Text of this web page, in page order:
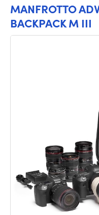
MANFROTTO
BACKPACK M III